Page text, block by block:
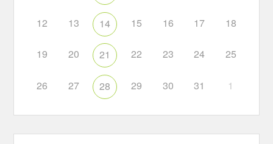
12 13 14 15 16 17 18
19 20 21 22 23 24 25
26 27 28 29 30 31 1